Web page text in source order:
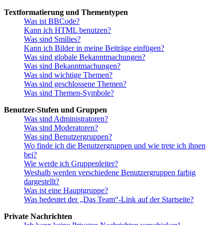
Textformatierung und Thementypen
Was ist BBCode?
Kann ich HTML benutzen?
Was sind Smilies?
Kann ich Bilder in meine Beiträge einfügen?
Was sind globale Bekanntmachungen?
Was sind Bekanntmachungen?
Was sind wichtige Themen?
Was sind geschlossene Themen?
Was sind Themen-Symbole?
Benutzer-Stufen und Gruppen
Was sind Administratoren?
Was sind Moderatoren?
Was sind Benutzergruppen?
Wo finde ich die Benutzergruppen und wie trete ich ihnen
bei?
Wie werde ich Gruppenleiter?
Weshalb werden verschiedene Benutzergruppen farbig
dargestellt?
Was ist eine Hauptgruppe?
Was bedeutet der „Das Team“-Link auf der Startseite?
Private Nachrichten